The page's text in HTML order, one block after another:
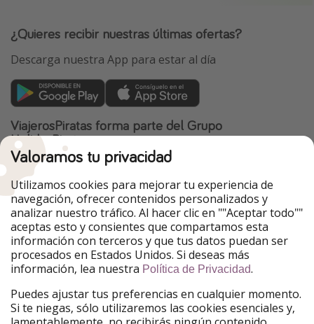
¿Quieres recibir nuestras últimas ofertas?
Descarga nuestra App para estar al día
ViajerosPiratas forma parte del Grupo
HolidayPirates
Nuestros mercados
PiratinViaggio
HolidayPirates
VakantiePiraten
WakacyjniPiraci
VoyagesPirates
Ferienpiraten
Urlaubspiraten
Urlaubspiraten
TravelPirates
Nuestro grupo
HolidayPirates Group
Conócenos mejor Información legal
Valoramos tu privacidad
Utilizamos cookies para mejorar tu experiencia de
navegación, ofrecer contenidos personalizados y
analizar nuestro tráfico. Al hacer clic en ""Aceptar todo""
aceptas esto y consientes que compartamos esta
información con terceros y que tus datos puedan ser
procesados en Estados Unidos. Si deseas más
información, lea nuestra Política de Privacidad.
Puedes ajustar tus preferencias en cualquier momento.
Si te niegas, sólo utilizaremos las cookies esenciales y,